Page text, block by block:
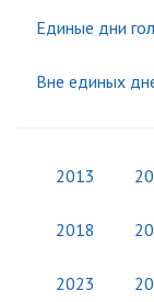
Единые дни
Вне единых
2013
2018
2023